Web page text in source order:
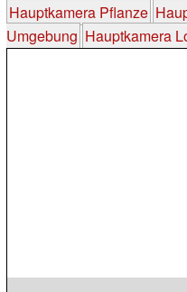
Hauptkamera Pflanze
Umgebung Hauptkamera